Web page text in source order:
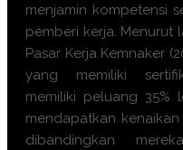
menjamin kompetensi
pemberi kerja. Menurut
Pasar Kerja Kemnaker
yang memiliki
memiliki peluang 35%
mendapatkan
dibandingkan